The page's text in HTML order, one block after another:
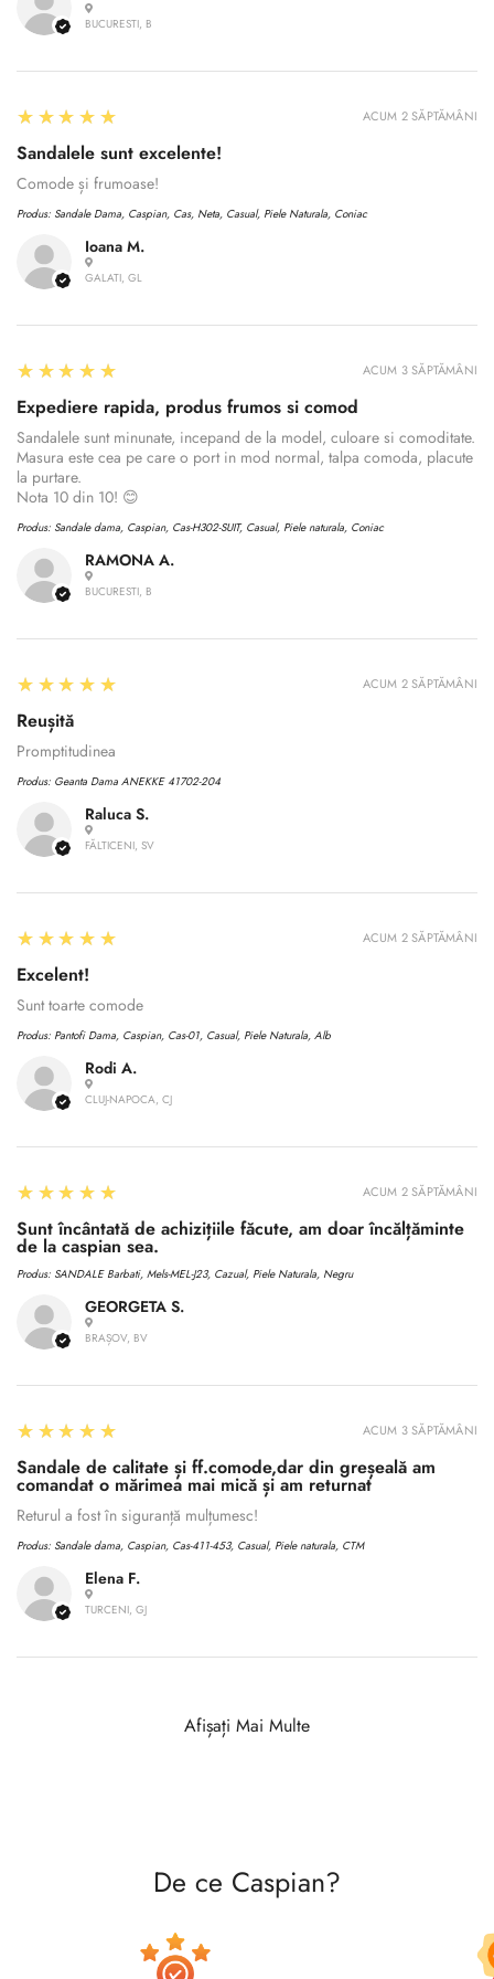
BUCURESTI, B
Ioana M.
GALATI, GL
5
★★★★★
Sandalele sunt excelente!
Comode și frumoase!
Produs: Sandale Dama, Caspian, Cas, Neta, Casual, Piele Naturala, Coniac
ACUM 2 SĂPTĂMÂNI
RAMONA A.
BUCURESTI, B
5
★★★★★
Expediere rapida, produs frumos si comod
Sandalele sunt minunate, incepand de la model, culoare si comoditate.
Masura este cea pe care o port in mod normal, talpa comoda, placute
la purtare.
Nota 10 din 10! 😊
Produs: Sandale dama, Caspian, Cas-H302-SUIT, Casual, Piele naturala, Coniac
ACUM 3 SĂPTĂMÂNI
Raluca S.
FĂLTICENI, SV
5
★★★★★
Reușită
Promptitudinea
Produs: Geanta Dama ANEKKE 41702-204
ACUM 2 SĂPTĂMÂNI
Rodi A.
CLUJ-NAPOCA, CJ
5
★★★★★
Excelent!
Sunt toarte comode
Produs: Pantofi Dama, Caspian, Cas-01, Casual, Piele Naturala, Alb
ACUM 2 SĂPTĂMÂNI
GEORGETA S.
BRAȘOV, BV
5
★★★★★
Sunt încântată de achizițiile făcute, am doar încălțăminte
de la caspian sea.
Produs: SANDALE Barbati, Mels-MEL-J23, Cazual, Piele Naturala, Negru
ACUM 2 SĂPTĂMÂNI
Elena F.
TURCENI, GJ
5
★★★★★
Sandale de calitate și ff.comode,dar din greșeală am
comandat o mărimea mai mică și am returnat
Returul a fost în siguranță mulțumesc!
Produs: Sandale dama, Caspian, Cas-411-453, Casual, Piele naturala, CTM
ACUM 3 SĂPTĂMÂNI
Afișați Mai Multe
De ce Caspian?
Confirm your age
Are you 18 years old or older?